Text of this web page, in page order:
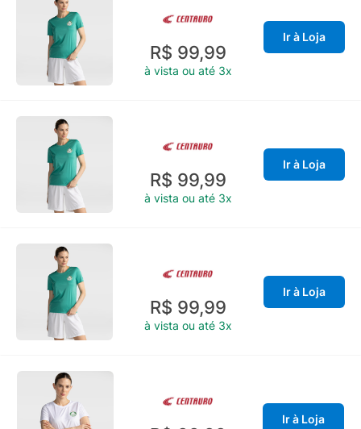
R$ 99,99
à vista ou até 3x
Ir à Loja
R$ 99,99
à vista ou até 3x
Ir à Loja
R$ 99,99
à vista ou até 3x
Ir à Loja
Ir à Loja